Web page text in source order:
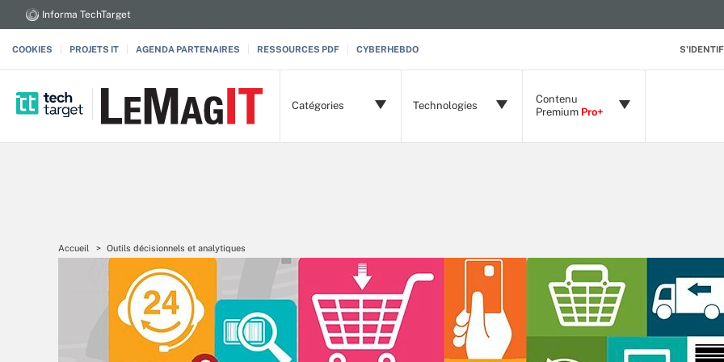
Informa TechTarget
COOKIES PROJETS IT AGENDA PARTENAIRES RESSOURCES PDF CYBERHEBDO
Catégories Technologies
Contenu
Premium Pro+
Accueil Outils décisionnels et analytiques